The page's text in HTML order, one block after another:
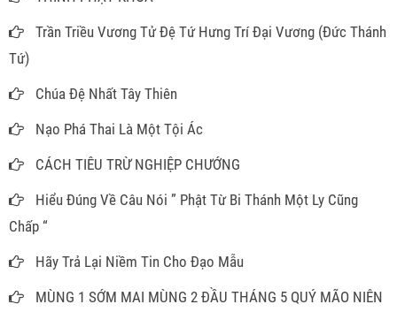
Trần Triều Vương Tử Đệ Tứ Hưng Trí Đại Vương (Đức Thánh
Tứ)
Chúa Đệ Nhất Tây Thiên
Nạo Phá Thai Là Một Tội Ác
CÁCH TIÊU TRỪ NGHIỆP CHƯỚNG
Hiểu Đúng Về Câu Nói ” Phật Từ Bi Thánh Một Ly Cũng
Chấp “
Hãy Trả Lại Niềm Tin Cho Đạo Mẫu
MÙNG 1 SỚM MAI MÙNG 2 ĐẦU THÁNG 5 QUÝ MÃO NIÊN